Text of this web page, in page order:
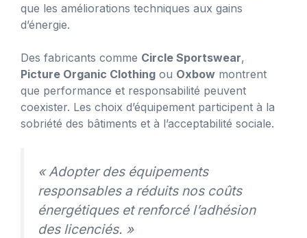
que les améliorations techniques aux gains
d’énergie.
Des fabricants comme Circle Sportswear,
Picture Organic Clothing ou Oxbow montrent
que performance et responsabilité peuvent
coexister. Les choix d’équipement participent à la
sobriété des bâtiments et à l’acceptabilité sociale.
« Adopter des équipements
responsables a réduits nos coûts
énergétiques et renforcé l’adhésion
des licenciés. »